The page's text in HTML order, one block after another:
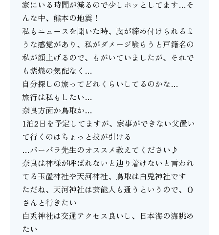
家にいる時間が減るので少しホッとしてます…そ
んな中、熊本の地震！
私もニュースを聞いた時、胸が締め付けられるよ
うな感覚があり、私がダメージ喰らうと戸籍名の
私が顔上げるので、もがいていましたが、それで
も紫熾の気配なく…
自分探しの旅ってどれくらいしてるのかな…
旅行は私もしたい…
奈良方面か鳥取か…
1泊2日を予定してますが、家事ができない父置い
て行くのはちょっと技が引ける
…バーバラ先生のオススメ教えてください♪
奈良は神様が呼ばれないと辿り着けないと言われ
てる玉置神社や天河神社、鳥取は白兎神社です
ただね、天河神社は芸能人も通うというので、Ｏ
さんと行きたい
白兎神社は交通アクセス良いし、日本海の海眺め
たい